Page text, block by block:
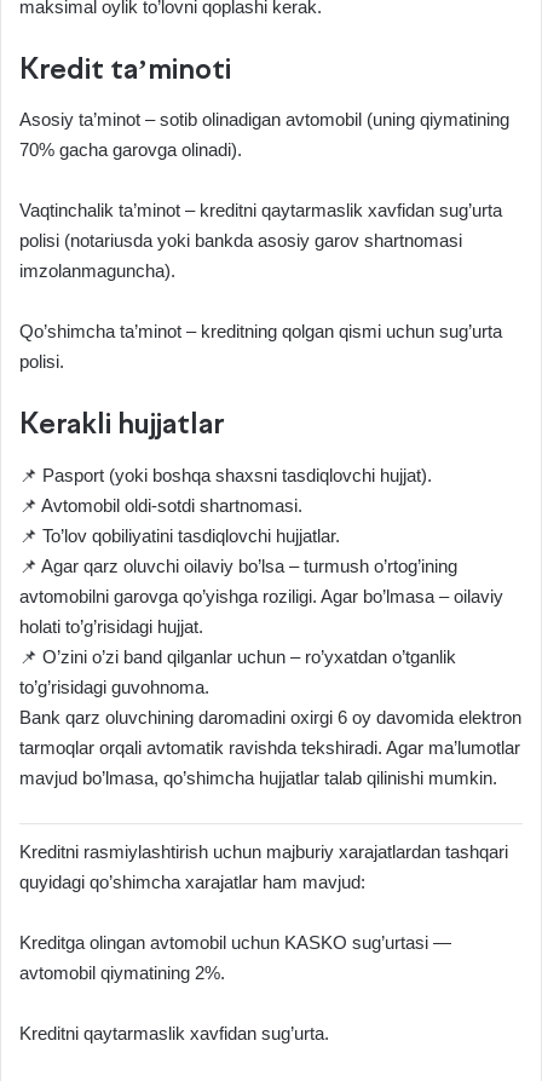
maksimal oylik to’lovni qoplashi kerak.
Kredit ta’minoti
Asosiy ta’minot – sotib olinadigan avtomobil (uning qiymatining
70% gacha garovga olinadi).
Vaqtinchalik ta’minot – kreditni qaytarmaslik xavfidan sug’urta
polisi (notariusda yoki bankda asosiy garov shartnomasi
imzolanmaguncha).
Qo’shimcha ta’minot – kreditning qolgan qismi uchun sug’urta
polisi.
Kerakli hujjatlar
📌 Pasport (yoki boshqa shaxsni tasdiqlovchi hujjat).
📌 Avtomobil oldi-sotdi shartnomasi.
📌 To’lov qobiliyatini tasdiqlovchi hujjatlar.
📌 Agar qarz oluvchi oilaviy bo’lsa – turmush o’rtog’ining
avtomobilni garovga qo’yishga roziligi. Agar bo’lmasa – oilaviy
holati to’g’risidagi hujjat.
📌 O’zini o’zi band qilganlar uchun – ro’yxatdan o’tganlik
to’g’risidagi guvohnoma.
Bank qarz oluvchining daromadini oxirgi 6 oy davomida elektron
tarmoqlar orqali avtomatik ravishda tekshiradi. Agar ma’lumotlar
mavjud bo’lmasa, qo’shimcha hujjatlar talab qilinishi mumkin.
Kreditni rasmiylashtirish uchun majburiy xarajatlardan tashqari
quyidagi qo’shimcha xarajatlar ham mavjud:
Kreditga olingan avtomobil uchun KASKO sug’urtasi —
avtomobil qiymatining 2%.
Kreditni qaytarmaslik xavfidan sug’urta.